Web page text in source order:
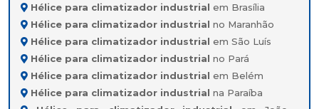
Hélice para climatizador industrial em Brasília
Hélice para climatizador industrial no Maranhão
Hélice para climatizador industrial em São Luís
Hélice para climatizador industrial no Pará
Hélice para climatizador industrial em Belém
Hélice para climatizador industrial na Paraíba